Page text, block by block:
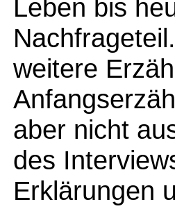
Leben bis
weitere
aber nicht
des
Erklärungen